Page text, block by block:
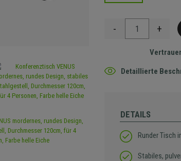
- +
Detaillierte
DETAILS
Runder Tisch
Stabiles,